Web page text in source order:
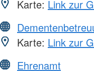
Karte: Link zur
Karte: Link zur
Ehrenamt